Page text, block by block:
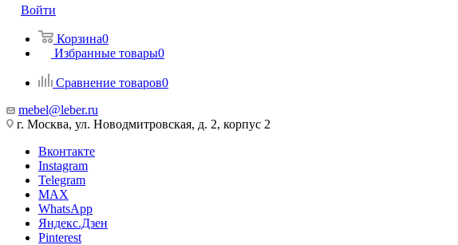
Войти
Корзина0
Избранные товары0
Сравнение товаров0
mebel@leber.ru
г. Москва, ул. Новодмитровская, д. 2, корпус 2
Вконтакте
Instagram
Telegram
MAX
WhatsApp
Яндекс.Дзен
Pinterest